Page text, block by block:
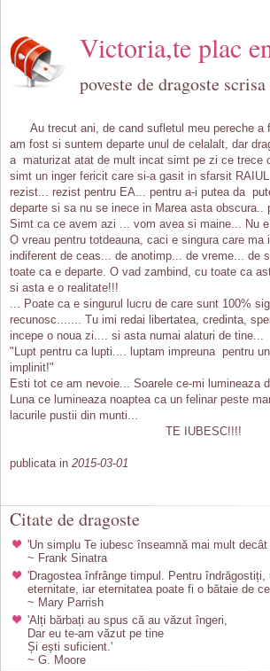
Victoria,te plac
poveste de dragoste
Au trecut ani, de cand sufletul meu pereche a
am fost si suntem departe unul de celalalt, dar
a maturizat atat de mult incat simt pe zi ce trece
simt un inger fericit care si-a gasit in sfarsit
rezist... rezist pentru EA... pentru a-i putea da
departe si sa nu se inece in Marea asta obscura..
Simt ca ce avem azi ... vom avea si maine... Nu
O vreau pentru totdeauna, caci e singura care ma
indiferent de ceas... de anotimp... de vreme... de
toate ca e departe. O vad zambind, cu toate ca
si asta e o realitate!!!
... Poate ca e singurul lucru de care sunt 100%
recunosc....... Tu imi redai libertatea, credinta,
incepe o noua zi.... si asta numai alaturi de tine...
"Lupt pentru ca lupti.... luptam impreuna pentru
implinit!"
Esti tot ce am nevoie... Soarele ce-mi lumineaza
Luna ce lumineaza noaptea ca un felinar peste
lacurile pustii din munti...
TE IUBESC!!!!
publicata in 2015-03-01
Citate de dragoste
'Un simplu Te iubesc înseamnă mai mult
~ Frank Sinatra
'Dragostea înfrânge timpul. Pentru
eternitate, iar eternitatea poate fi o bătaie de
~ Mary Parrish
'Alți bărbați au spus că au văzut îngeri,
Dar eu te-am văzut pe tine
Și ești suficient.'
~ G. Moore